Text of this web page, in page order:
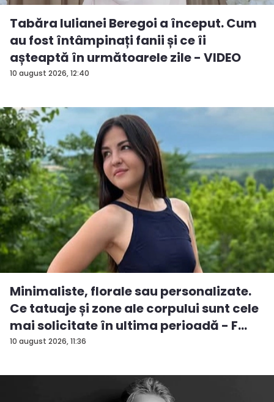
10 august 2026, 12:40
Tabăra Iulianei Beregoi a început. Cum
au fost întâmpinați fanii și ce îi
așteaptă în următoarele zile - VIDEO
10 august 2026, 11:36
Minimaliste, florale sau personalizate.
Ce tatuaje și zone ale corpului sunt cele
mai solicitate în ultima perioadă - F...